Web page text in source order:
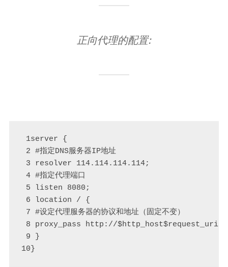
正向代理的配置:
1server {
2 #指定DNS服务器IP地址
3 resolver 114.114.114.114;
4 #指定代理端口
5 listen 8080;
6 location / {
7 #设定代理服务器的协议和地址（固定不变）
8 proxy_pass http://$http_host$request_uri;
9 }
10}